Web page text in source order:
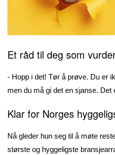
Et råd til deg som
- Hopp i det! Tør å prøve. Du er
men du må gi det en sjanse. Det
Klar for Norges
Nå gleder hun seg til å møte
største og hyggeligste